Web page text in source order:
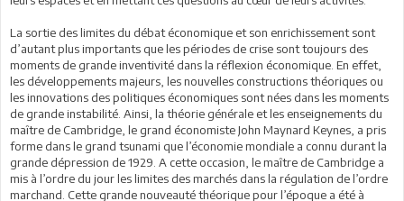
La sortie des limites du débat économique et son enrichissement sont
d’autant plus importants que les périodes de crise sont toujours des
moments de grande inventivité dans la réflexion économique. En effet,
les développements majeurs, les nouvelles constructions théoriques ou
les innovations des politiques économiques sont nées dans les moments
de grande instabilité. Ainsi, la théorie générale et les enseignements du
maître de Cambridge, le grand économiste John Maynard Keynes, a pris
forme dans le grand tsunami que l’économie mondiale a connu durant la
grande dépression de 1929. A cette occasion, le maître de Cambridge a
mis à l’ordre du jour les limites des marchés dans la régulation de l’ordre
marchand. Cette grande nouveauté théorique pour l’époque a été à